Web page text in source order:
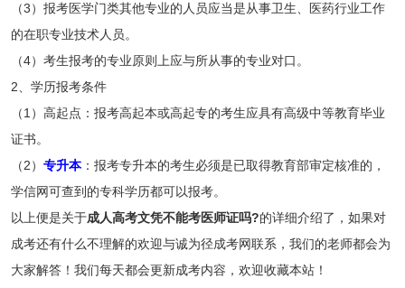
（3）报考医学门类其他专业的人员应当是从事卫生、医药行业工作
的在职专业技术人员。
（4）考生报考的专业原则上应与所从事的专业对口。
2、学历报考条件
（1）高起点：报考高起本或高起专的考生应具有高级中等教育毕业
证书。
（2） 专升本：报考专升本的考生必须是已取得教育部审定核准的，
学信网可查到的专科学历都可以报考。
以上便是关于成人高考文凭不能考医师证吗?的详细介绍了，如果对
成考还有什么不理解的欢迎与诚为径成考网联系，我们的老师都会为
大家解答！我们每天都会更新成考内容，欢迎收藏本站！